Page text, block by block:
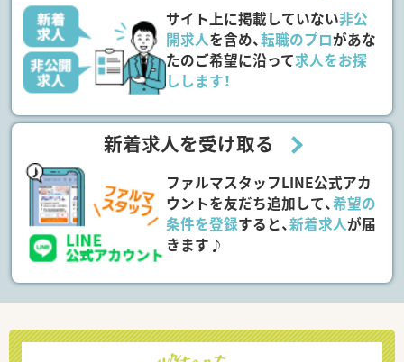
サイト上に掲載していない非公
開求人を含め、転職のプロがあな
たのご希望に沿って求人をお探
しします！
新着求人を受け取る
ファルマスタッフLINE公式アカ
ウントを友だち追加して、希望の
条件を登録すると、新着求人が届
きます♪